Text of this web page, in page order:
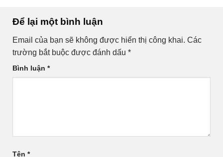
Để lại một bình luận
Email của bạn sẽ không được hiển thị công khai. Các
trường bắt buộc được đánh dấu *
Bình luận *
Tên *